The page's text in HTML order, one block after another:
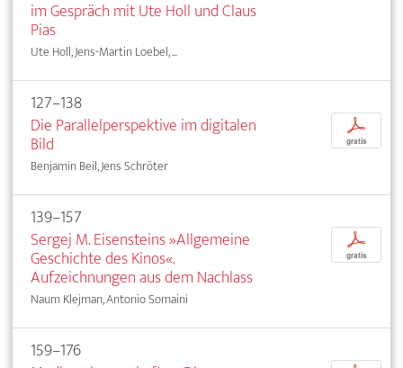
im Gespräch mit Ute Holl und Claus
Pias
Ute Holl, Jens-Martin Loebel, ...
127–138
Die Parallelperspektive im digitalen
Bild
Benjamin Beil, Jens Schröter
p
gratis
139–157
Sergej M. Eisensteins »Allgemeine
Geschichte des Kinos«.
Aufzeichnungen aus dem Nachlass
Naum Klejman, Antonio Somaini
p
gratis
159–176